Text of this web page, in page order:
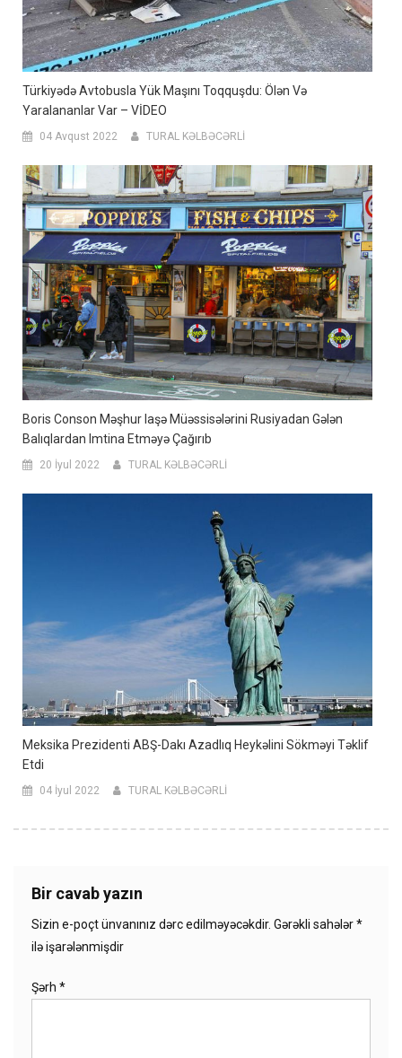
Türkiyədə Avtobusla Yük Maşını Toqquşdu: Ölən Və
Yaralananlar Var – VİDEO
04 Avqust 2022 TURAL KƏLBƏCƏRLİ
Boris Conson Məşhur Iaşə Müəssisələrini Rusiyadan Gələn
Balıqlardan Imtina Etməyə Çağırıb
20 İyul 2022 TURAL KƏLBƏCƏRLİ
Meksika Prezidenti ABŞ-Dakı Azadlıq Heykəlini Sökməyi Təklif
Etdi
04 İyul 2022 TURAL KƏLBƏCƏRLİ
Bir cavab yazın
Sizin e-poçt ünvanınız dərc edilməyəcəkdir. Gərəkli sahələr*
ilə işarələnmişdir
Şərh *